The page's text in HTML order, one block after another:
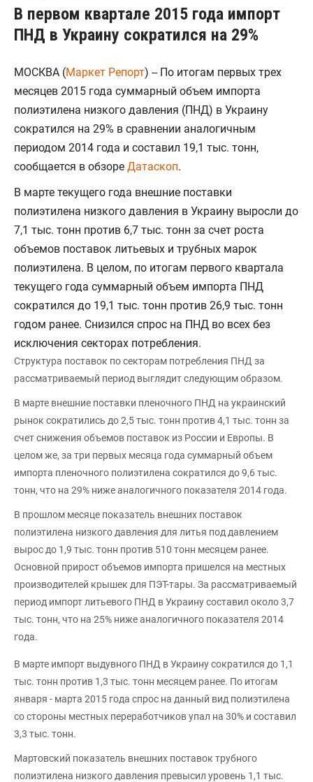
В первом квартале 2015 года импорт
ПНД в Украину сократился на 29%
МОСКВА (Маркет Репорт) -- По итогам первых трех
месяцев 2015 года суммарный объем импорта
полиэтилена низкого давления (ПНД) в Украину
сократился на 29% в сравнении аналогичным
периодом 2014 года и составил 19,1 тыс. тонн,
сообщается в обзоре Датаскоп.
В марте текущего года внешние поставки
полиэтилена низкого давления в Украину выросли до
7,1 тыс. тонн против 6,7 тыс. тонн за счет роста
объемов поставок литьевых и трубных марок
полиэтилена. В целом, по итогам первого квартала
текущего года суммарный объем импорта ПНД
сократился до 19,1 тыс. тонн против 26,9 тыс. тонн
годом ранее. Снизился спрос на ПНД во всех без
исключения секторах потребления.
Структура поставок по секторам потребления ПНД за
рассматриваемый период выглядит следующим образом.
В марте внешние поставки пленочного ПНД на украинский
рынок сократились до 2,5 тыс. тонн против 4,1 тыс. тонн за
счет снижения объемов поставок из России и Европы. В
целом же, за три первых месяца года суммарный объем
импорта пленочного полиэтилена сократился до 9,6 тыс.
тонн, что на 29% ниже аналогичного показателя 2014 года.
В прошлом месяце показатель внешних поставок
полиэтилена низкого давления для литья под давлением
вырос до 1,9 тыс. тонн против 510 тонн месяцем ранее.
Основной прирост объемов импорта пришелся на местных
производителей крышек для ПЭТ-тары. За рассматриваемый
период импорт литьевого ПНД в Украину составил около 3,7
тыс. тонн, что на 25% ниже аналогичного показателя 2014
года.
В марте импорт выдувного ПНД в Украину сократился до 1,1
тыс. тонн против 1,3 тыс. тонн месяцем ранее. По итогам
января - марта 2015 года спрос на данный вид полиэтилена
со стороны местных переработчиков упал на 30% и составил
3,3 тыс. тонн.
Мартовский показатель внешних поставок трубного
полиэтилена низкого давления превысил уровень 1,1 тыс.